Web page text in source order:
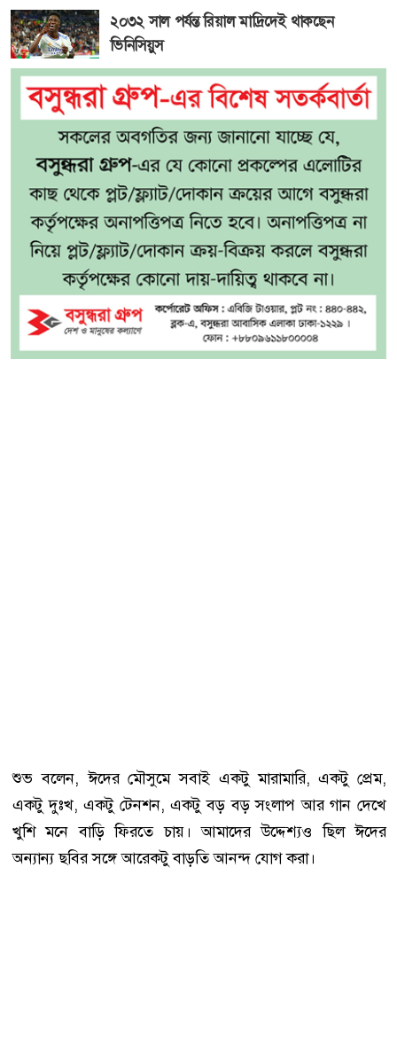
২০৩২ সাল পর্যন্ত রিয়াল মাদ্রিদেই থাকছেন
ভিনিসিয়ুস
শুভ বলেন, ঈদের মৌসুমে সবাই একটু মারামারি, একটু প্রেম,
একটু দুঃখ, একটু টেনশন, একটু বড় বড় সংলাপ আর গান দেখে
খুশি মনে বাড়ি ফিরতে চায়। আমাদের উদ্দেশ্যও ছিল ঈদের
অন্যান্য ছবির সঙ্গে আরেকটু বাড়তি আনন্দ যোগ করা।